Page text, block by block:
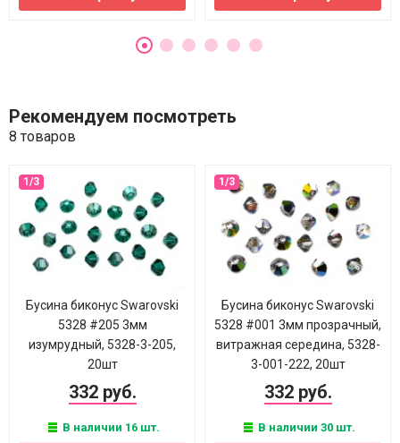
Рекомендуем посмотреть
8 товаров
Бусина биконус Swarovski
5328 #205 3мм
изумрудный, 5328-3-205,
20шт
332 руб.
В наличии 16 шт.
Бусина биконус Swarovski
5328 #001 3мм прозрачный,
витражная середина, 5328-
3-001-222, 20шт
332 руб.
В наличии 30 шт.